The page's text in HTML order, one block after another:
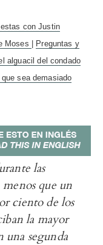
con Justin
Moses
Preguntas y
alguacil del condado
sea demasiado
las
que un
ciento de los
la mayor
una segunda